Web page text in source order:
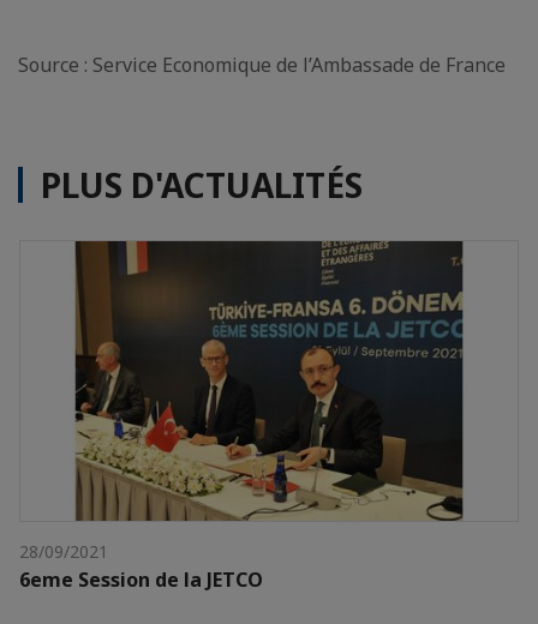
Source : Service Economique de l’Ambassade de France
PLUS D'ACTUALITÉS
28/09/2021
6eme Session de la JETCO